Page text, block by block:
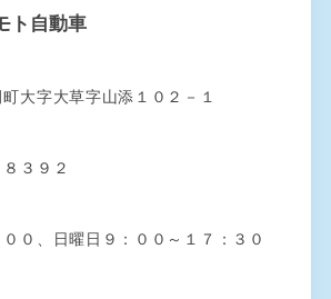
ト自動車
大字大草字山添１０２－１
３９２
０、日曜日９：００～１７：３０